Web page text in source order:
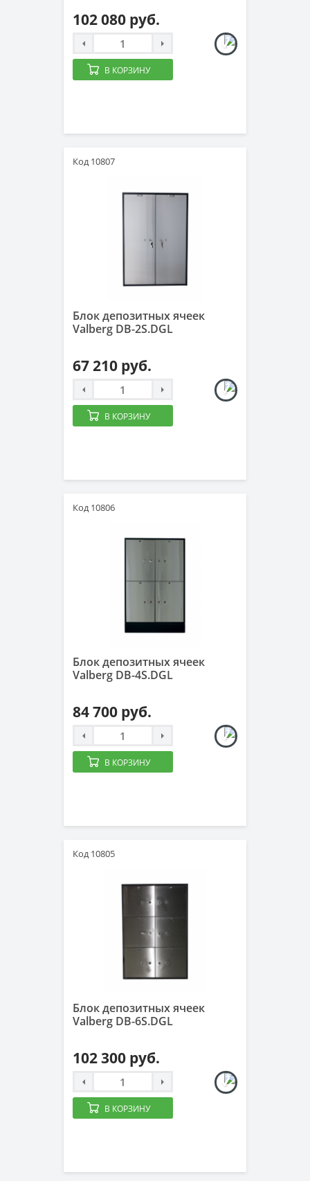
102 080 руб.
В КОРЗИНУ
Код 10807
Блок депозитных ячеек
Valberg DB-2S.DGL
67 210 руб.
В КОРЗИНУ
Код 10806
Блок депозитных ячеек
Valberg DB-4S.DGL
84 700 руб.
В КОРЗИНУ
Код 10805
Блок депозитных ячеек
Valberg DB-6S.DGL
102 300 руб.
В КОРЗИНУ